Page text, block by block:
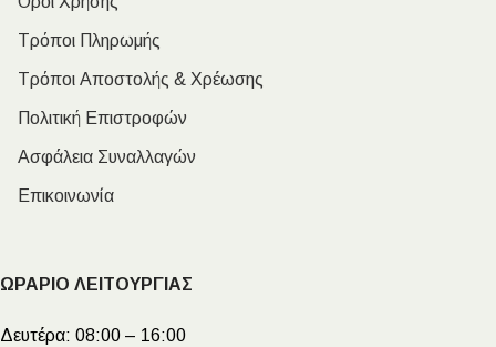
Τρόποι Πληρωμής
Τρόποι Αποστολής & Χρέωσης
Πολιτική Επιστροφών
Ασφάλεια Συναλλαγών
Επικοινωνία
ΩΡΑΡΙΟ ΛΕΙΤΟΥΡΓΙΑΣ
Δευτέρα: 08:00 – 16:00